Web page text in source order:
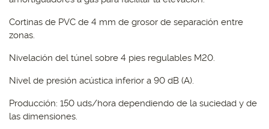
Cortinas de PVC de 4 mm de grosor de separación entre
zonas.
Nivelación del túnel sobre 4 pies regulables M20.
Nivel de presión acústica inferior a 90 dB (A).
Producción: 150 uds/hora dependiendo de la suciedad y de
las dimensiones.